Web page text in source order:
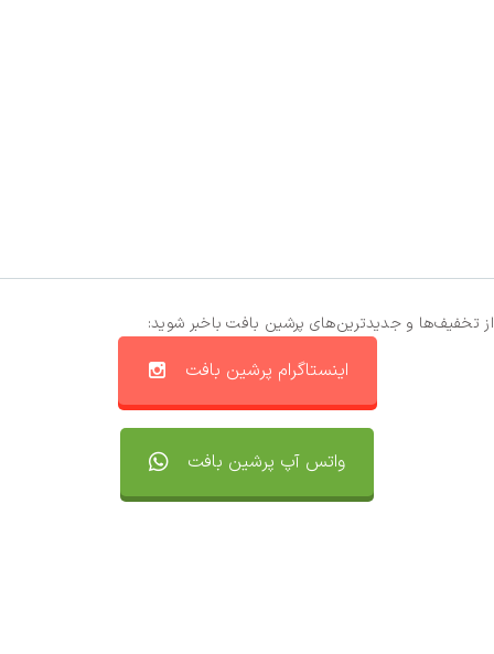
از تخفیف‌ها و جدیدترین‌های پرشین بافت باخبر شوید:
اینستاگرام پرشین بافت
واتس آپ پرشین بافت